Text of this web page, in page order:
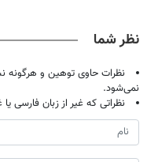
نظر شما
نظرات حاوی توهین و
نمی‌شود.
نظراتی که غیر از زبان فارسی